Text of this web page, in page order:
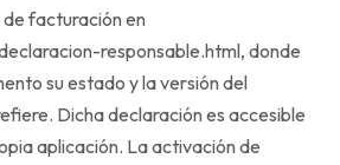
facturación en
responsable.html, donde
su estado y la versión del
Dicha declaración es accesible
aplicación. La activación de